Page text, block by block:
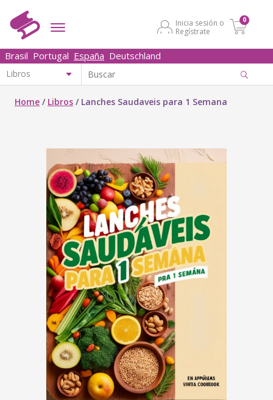
Inicia sesión o
Regístrate
0
Brasil Portugal España Deutschland
Home / Libros / Lanches Saudaveis para 1 Semana